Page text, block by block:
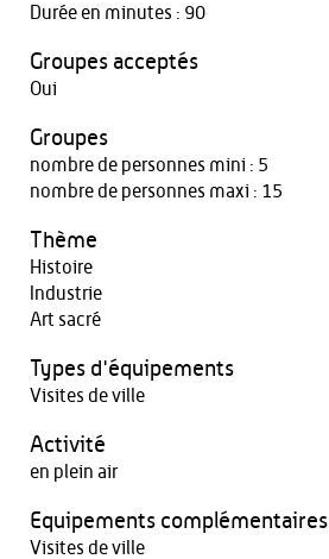
Durée en minutes : 90
Groupes acceptés
Oui
Groupes
nombre de personnes mini : 5
nombre de personnes maxi : 15
Thème
Histoire
Industrie
Art sacré
Types d'équipements
Visites de ville
Activité
en plein air
Equipements complémentaires
Visites de ville